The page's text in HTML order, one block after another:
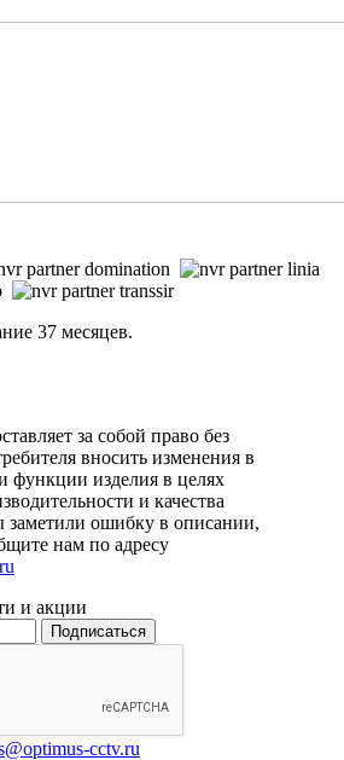
37 месяцев.
за собой право без
вносить изменения в
функции изделия в целях
и качества
заметили ошибку в описании,
нам по адресу
и акции
Подписаться
cctv.ru